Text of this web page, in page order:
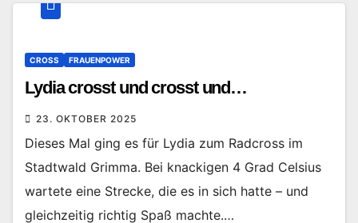
CROSS FRAUENPOWER
Lydia crosst und crosst und…
23. OKTOBER 2025
Dieses Mal ging es für Lydia zum Radcross im
Stadtwald Grimma. Bei knackigen 4 Grad Celsius
wartete eine Strecke, die es in sich hatte – und
gleichzeitig richtig Spaß machte.…